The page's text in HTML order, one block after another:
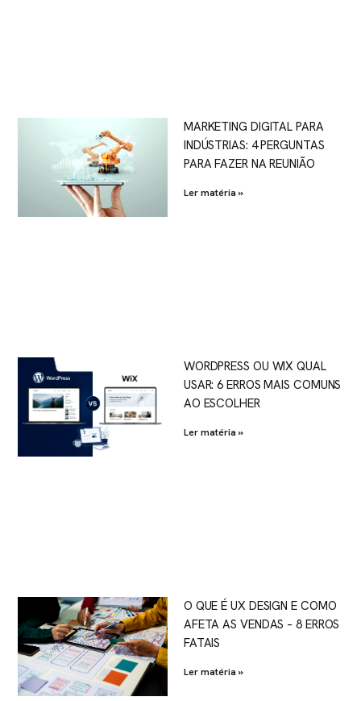
MARKETING DIGITAL PARA
INDÚSTRIAS: 4 PERGUNTAS
PARA FAZER NA REUNIÃO
Ler matéria »
WORDPRESS OU WIX QUAL
USAR: 6 ERROS MAIS COMUNS
AO ESCOLHER
Ler matéria »
O QUE É UX DESIGN E COMO
AFETA AS VENDAS – 8 ERROS
FATAIS
Ler matéria »